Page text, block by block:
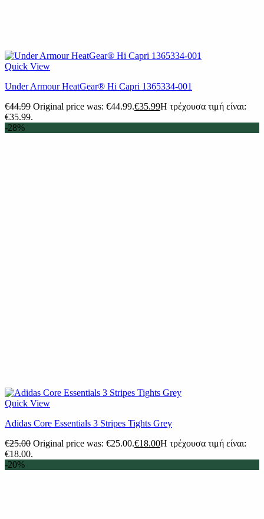
Quick View
Under Armour HeatGear® Hi Capri 1365334-001
€44.99 Original price was: €44.99.€35.99Η τρέχουσα τιμή είναι:
€35.99.
-28%
Quick View
Adidas Core Essentials 3 Stripes Tights Grey
€25.00 Original price was: €25.00.€18.00Η τρέχουσα τιμή είναι:
€18.00.
-20%